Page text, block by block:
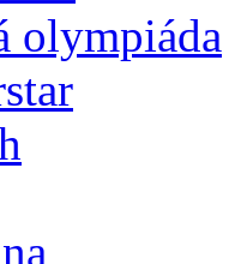
olympiáda